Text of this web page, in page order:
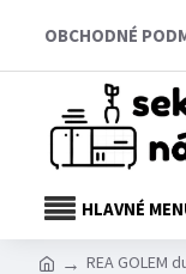
OBCHODNÉ
HLAVNÉ
REA GOLEM